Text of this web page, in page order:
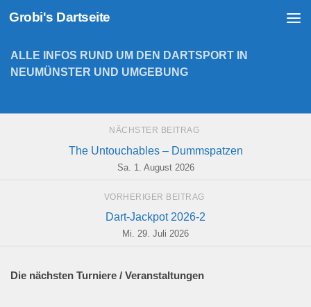
Zum Inhalt springen
Grobi's Dartseite
ALLE INFOS RUND UM DEN DARTSPORT IN
NEUMÜNSTER UND UMGEBUNG
NÄCHSTER BEITRAG
The Untouchables – Dummspatzen
Sa. 1. August 2026
VORHERIGER BEITRAG
Dart-Jackpot 2026-2
Mi. 29. Juli 2026
Die nächsten Turniere / Veranstaltungen